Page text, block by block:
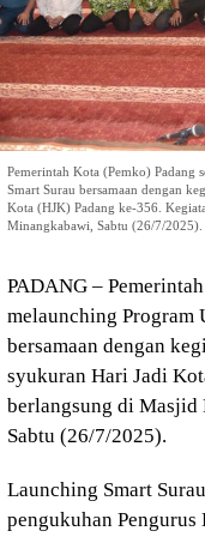
Pemerintah Kota (Pemko) Padang
Smart Surau bersamaan dengan
Kota (HJK) Padang ke-356.
Minangkabawi, Sabtu (26/7/2025).
PADANG –
melaunching Program
bersamaan dengan
syukuran Hari Jadi
berlangsung di
Sabtu (26/7/2025).
Launching Smart
pengukuhan